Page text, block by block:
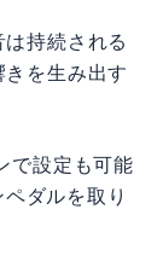
持続される
を生み出す
で設定も可能
ダルを取り